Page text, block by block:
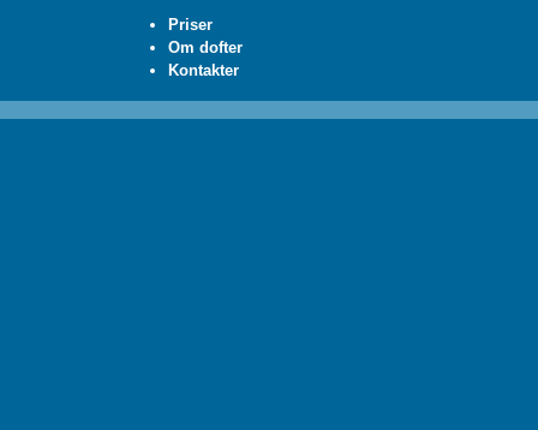
Priser
Om dofter
Kontakter